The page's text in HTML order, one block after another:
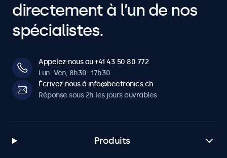
directement à l’un de nos
spécialistes.
Appelez-nous au +41 43 50 80 772
Lun–Ven, 8h30–17h30
Écrivez-nous à info@beetronics.ch
Réponse sous 2h les jours ouvrables
Produits